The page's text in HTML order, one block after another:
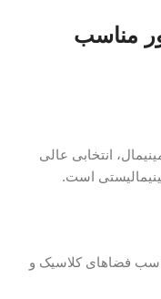
مناسب
انتخابی عالی
است.
فضاهای کلاسیک و